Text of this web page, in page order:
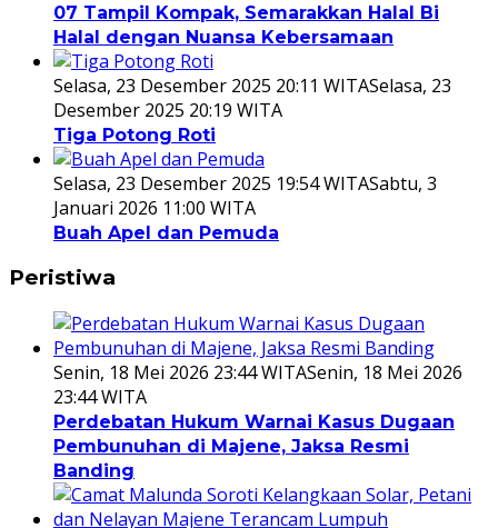
07 Tampil Kompak, Semarakkan Halal Bi
Halal dengan Nuansa Kebersamaan
Selasa, 23 Desember 2025 20:11 WITASelasa, 23
Desember 2025 20:19 WITA
Tiga Potong Roti
Selasa, 23 Desember 2025 19:54 WITASabtu, 3
Januari 2026 11:00 WITA
Buah Apel dan Pemuda
Peristiwa
Senin, 18 Mei 2026 23:44 WITASenin, 18 Mei 2026
23:44 WITA
Perdebatan Hukum Warnai Kasus Dugaan
Pembunuhan di Majene, Jaksa Resmi
Banding